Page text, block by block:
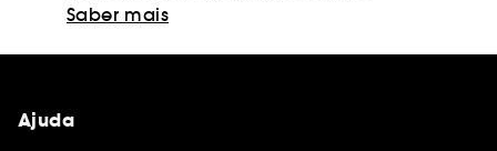
Saber mais
Ajuda